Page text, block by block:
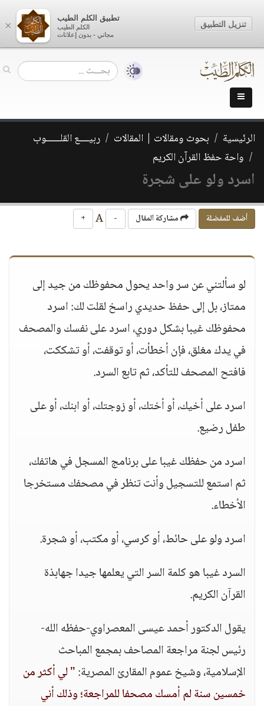
الرئيسية بحوث ومقالات | المقالات
ربيــــع القلــــــوب
واحة حفظ القرآن الكريم
اسرد ولو على شجرة
أضف للمفضلة مشاركة المقال -
+
لو سألتني عن سر واحد يحول محفوظك من جيد إلى
ممتاز، بل إلى حفظ حديدي راسخ لقلت لك: اسرد
محفوظك غيبا بشكل دوري، اسرد على نفسك والمصحف
في يدك مغلق، فإن أخطأت، أو توقفت، أو تشككت،
فافتح المصحف للتأكد، ثم تابع السرد.
اسرد على أخيك، أو أختك، أو زوجتك، أو ابنك، أو على
طفل رضيع.
اسرد من حفظك غيبا على برنامج المسجل في هاتفك،
ثم استمع للتسجيل وأنت تنظر في مصحفك مستخرجا
الأخطاء.
اسرد ولو على حائط، أو كرسي، أو مكتب، أو شجرة.
السرد غيبا هو كلمة السر التي يعلمها جيدا جهابذة
القرآن الكريم.
يقول الدكتور أحمد عيسى المعصراوي-حفظه الله-
رئيس لجنة مراجعة المصاحف بمجمع المباحث
الإسلامية، وشيخ عموم المقارئ المصرية:" لي أكثر من
خمسين سنة لم أمسك مصحفا للمراجعة؛ وذلك أني
×
تطبيق الكلم الطيب
الكلم الطيب
مجاني - بدون إعلانات
تنزيل التطبيق